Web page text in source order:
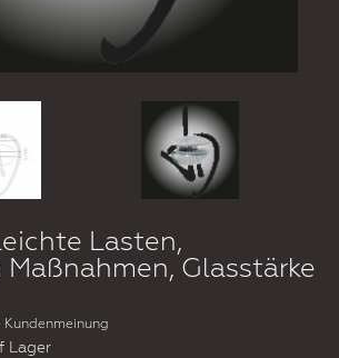
Lasten,
Maßnahmen, Glasstärke
Kundenmeinung
Lager